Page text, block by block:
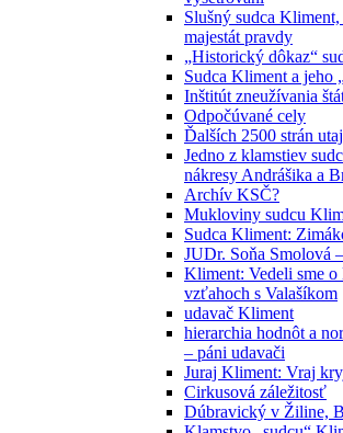
Slušný sudca
majestát pravdy
„Historický dôkaz“
Sudca Kliment a jeho
Inštitút zneužívania
Odpočúvané cely
Ďalších 2500 strán
Jedno z klamstiev
nákresy Andrášika a
Archív KSČ?
Mukloviny sudcu
Sudca Kliment:
JUDr. Soňa Smolová
Kliment: Vedeli sme
vzťahoch s Valašíkom
udavač Kliment
hierarchia hodnôt a
– páni udavači
Juraj Kliment: Vraj
Cirkusová záležitosť
Dúbravický v Žiline,